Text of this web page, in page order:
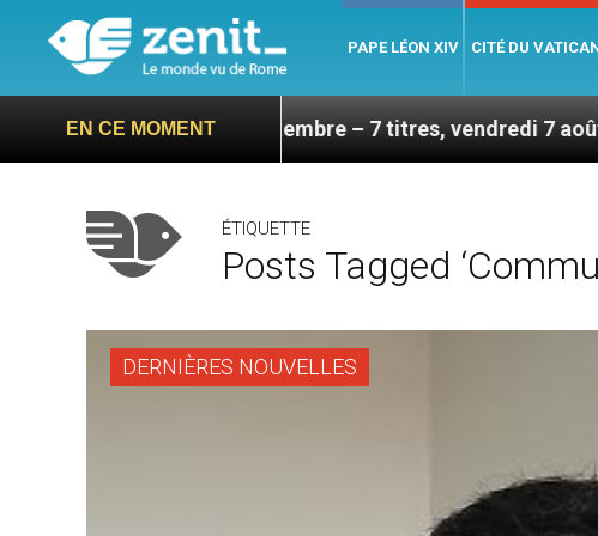
PAPE LÉON XIV CITÉ DU
EN CE MOMENT
en septembre – 7 titres, vendredi 7 août 2026
ÉTIQUETTE
Posts Tagged
DERNIÈRES NOUVELLES